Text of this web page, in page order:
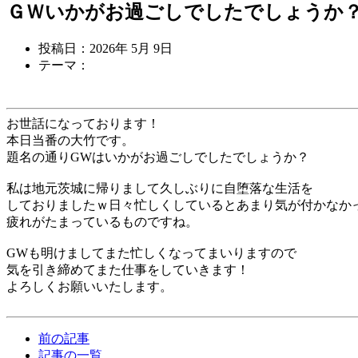
ＧＷいかがお過ごしでしたでしょうか？
投稿日：2026年 5月 9日
テーマ：
お世話になっております！
本日当番の大竹です。
題名の通りGWはいかがお過ごしでしたでしょうか？
私は地元茨城に帰りまして久しぶりに自堕落な生活を
しておりましたｗ日々忙しくしているとあまり気が付かなか
疲れがたまっているものですね。
GWも明けましてまた忙しくなってまいりますので
気を引き締めてまた仕事をしていきます！
よろしくお願いいたします。
前の記事
記事の一覧